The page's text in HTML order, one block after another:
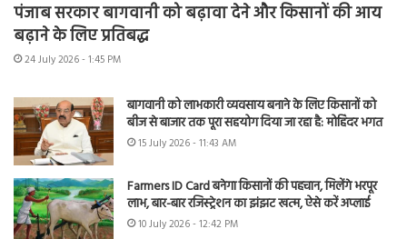
पंजाब सरकार बागवानी को बढ़ावा देने और किसानों की आय
बढ़ाने के लिए प्रतिबद्ध
24 July 2026 - 1:45 PM
बागवानी को लाभकारी व्यवसाय बनाने के लिए किसानों को
बीज से बाजार तक पूरा सहयोग दिया जा रहा है: मोहिंदर भगत
15 July 2026 - 11:43 AM
Farmers ID Card बनेगा किसानों की पहचान, मिलेंगे भरपूर
लाभ, बार-बार रजिस्ट्रेशन का झंझट खत्म, ऐसे करें अप्लाई
10 July 2026 - 12:42 PM